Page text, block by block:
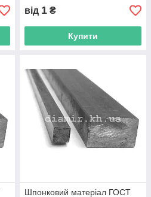
від 1 ₴
Купити
Шпонковий матеріал ГОСТ